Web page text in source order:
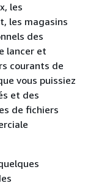
les
les magasins
des
lancer et
courants de
vous puissiez
et des
de fichiers